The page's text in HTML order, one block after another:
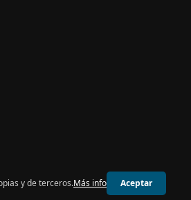
24h Castilla-La Mancha
y de terceros.Más info Aceptar